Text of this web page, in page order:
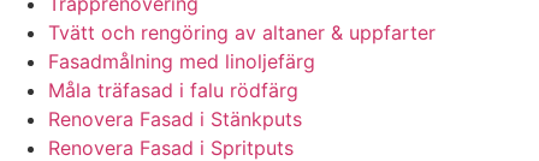
Tvätt och rengöring av altaner & uppfarter
Fasadmålning med linoljefärg
Måla träfasad i falu rödfärg
Renovera Fasad i Stänkputs
Renovera Fasad i Spritputs